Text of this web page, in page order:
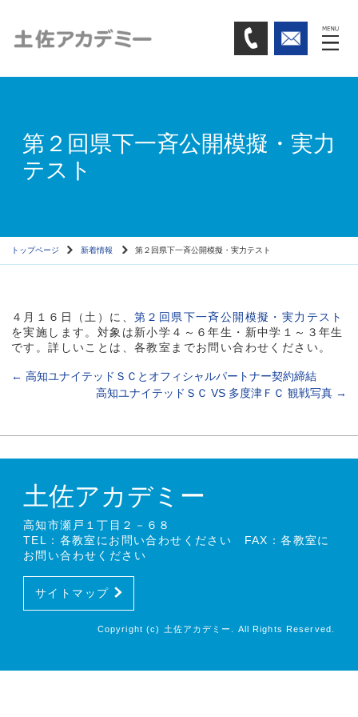
第２回県下一斉公開模擬・実力
テスト
トップページ 新着情報 第２回県下一斉公開模擬・実力テスト
４月１６日（土）に、 第２回県下一斉公開模擬・実力テスト
を実施します。対象は新小学４～６年生・新中学１～３年生
です。詳しいことは、各教室までお問い合わせください。
← 高知ユナイテッドＳＣとオフィシャルパートナー契約締結
高知ユナイテッドＳＣ VS 多度津ＦＣ 観戦写真 →
土佐アカデミー
高知市瀬戸１丁目２－６８
TEL：各教室にお問い合わせください FAX：各教室に
お問い合わせください
サイトマップ
Copyright (c) 土佐アカデミー. All Rights Reserved.